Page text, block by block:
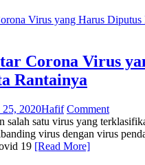
Corona Virus
Rantainya
2020Hafif Comment
salah satu virus yang
virus dengan virus
19 [Read More]